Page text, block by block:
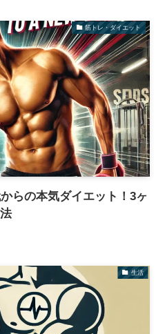
筋トレ・ダイエット
らの本気ダイエット！3ヶ
生活